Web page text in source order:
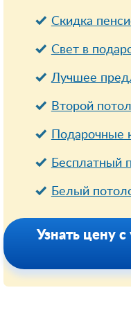
Cкидка
Свет в
Лучшее
Второй
Подарочные
Бесплатный
Белый
Узнать цену